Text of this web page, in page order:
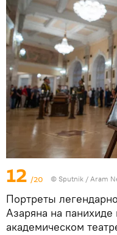
12 /20 © Sputnik / Aram
Портреты
Азаряна на
академическом